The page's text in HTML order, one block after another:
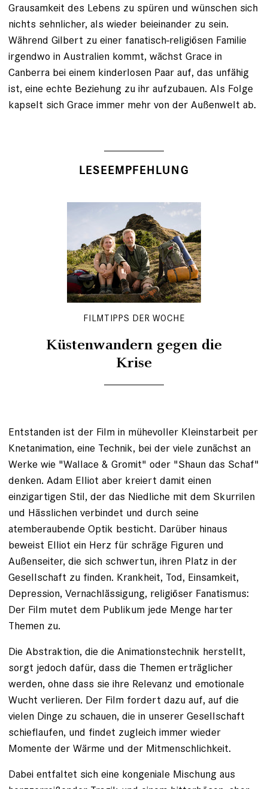
Grausamkeit des Lebens zu spüren und wünschen sich
nichts sehnlicher, als wieder beieinander zu sein.
Während Gilbert zu einer fanatisch-religiösen Familie
irgendwo in Australien kommt, wächst Grace in
Canberra bei einem kinderlosen Paar auf, das unfähig
ist, eine echte Beziehung zu ihr aufzubauen. Als Folge
kapselt sich Grace immer mehr von der Außenwelt ab.
LESEEMPFEHLUNG
FILMTIPPS DER WOCHE
Küstenwandern gegen die
Krise
Entstanden ist der Film in mühevoller Kleinstarbeit per
Knetanimation, eine Technik, bei der viele zunächst an
Werke wie "Wallace & Gromit" oder "Shaun das Schaf"
denken. Adam Elliot aber kreiert damit einen
einzigartigen Stil, der das Niedliche mit dem Skurrilen
und Hässlichen verbindet und durch seine
atemberaubende Optik besticht. Darüber hinaus
beweist Elliot ein Herz für schräge Figuren und
Außenseiter, die sich schwertun, ihren Platz in der
Gesellschaft zu finden. Krankheit, Tod, Einsamkeit,
Depression, Vernachlässigung, religiöser Fanatismus:
Der Film mutet dem Publikum jede Menge harter
Themen zu.
Die Abstraktion, die die Animationstechnik herstellt,
sorgt jedoch dafür, dass die Themen erträglicher
werden, ohne dass sie ihre Relevanz und emotionale
Wucht verlieren. Der Film fordert dazu auf, auf die
vielen Dinge zu schauen, die in unserer Gesellschaft
schieflaufen, und findet zugleich immer wieder
Momente der Wärme und der Mitmenschlichkeit.
Dabei entfaltet sich eine kongeniale Mischung aus